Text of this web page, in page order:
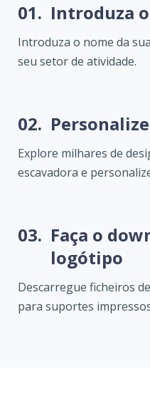
01. Introduza
Introduza o nome da
seu setor de atividade.
02.
Explore milhares de
escavadora e
03. Faça o
logótipo
Descarregue ficheiros
para suportes